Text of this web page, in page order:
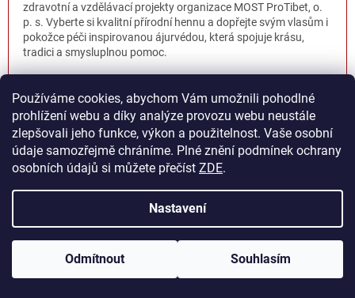
Používáme cookies, abychom Vám umožnili pohodlné
prohlížení webu a díky analýze provozu webu neustále
zlepšovali jeho funkce, výkon a použitelnost. Vaše osobní
údaje samozřejmě chráníme. Plné znění podmínek ochrany
osobních údajů si můžete přečíst ZDE.
Nastavení
Odmítnout Souhlasím
zdravotní a vzdělávací projekty organizace MOST ProTibet, o.
p. s. Vyberte si kvalitní přírodní hennu a dopřejte svým vlasům i
pokožce péči inspirovanou ájurvédou, která spojuje krásu,
tradici a smysluplnou pomoc.
PRO ZÁKAZNÍKY
Vše o nákupu
Vrácení zboží a reklamace
Moje objednávka (vrácení)